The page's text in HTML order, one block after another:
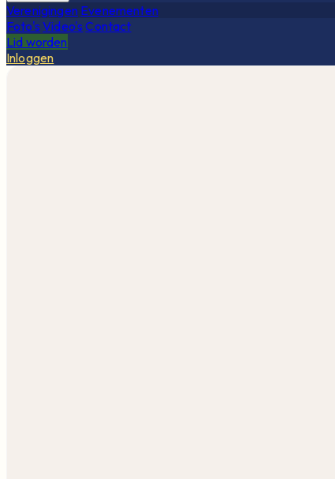
Verenigingen Evenementen
Foto's Video's Contact
Lid worden
Inloggen